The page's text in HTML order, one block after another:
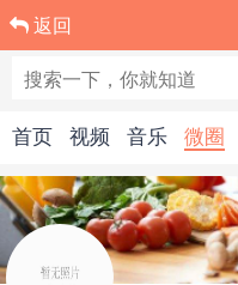
返回
首页 视频 音乐 微圈